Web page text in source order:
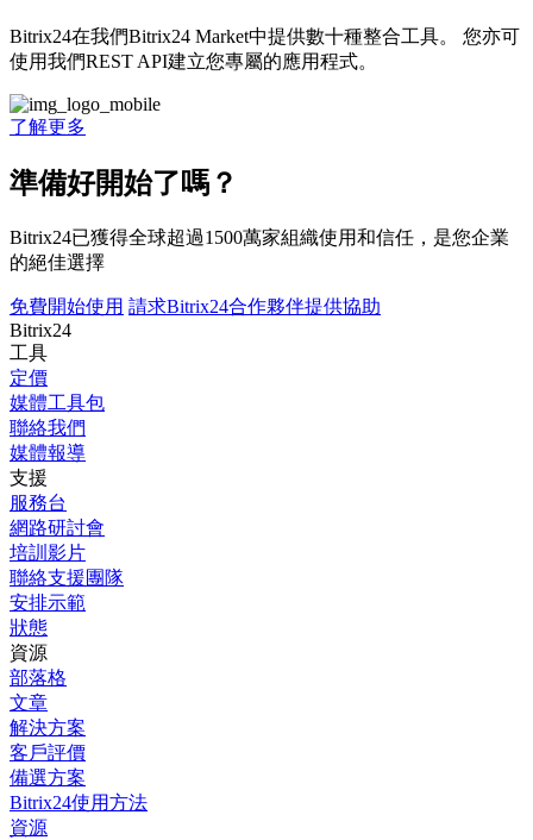
Bitrix24在我們Bitrix24 Market中提供數十種整合工具。 您亦可
使用我們REST API建立您專屬的應用程式。
了解更多
準備好開始了嗎？
Bitrix24已獲得全球超過1500萬家組織使用和信任，是您企業
的絕佳選擇
免費開始使用 請求Bitrix24合作夥伴提供協助
Bitrix24
工具
定價
媒體工具包
聯絡我們
媒體報導
支援
服務台
網路研討會
培訓影片
聯絡支援團隊
安排示範
狀態
資源
部落格
文章
解決方案
客戶評價
備選方案
Bitrix24使用方法
資源